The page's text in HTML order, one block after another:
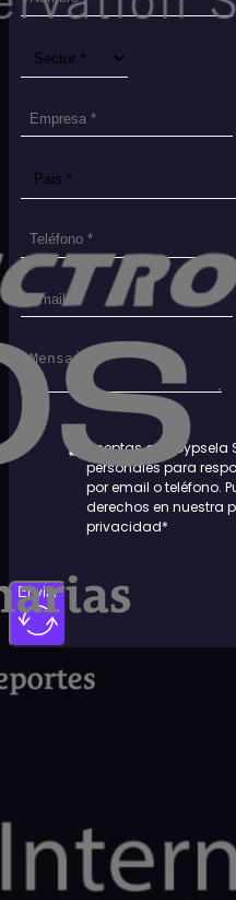
Aceptas que Dypsela
personales para
por email o teléfono.
derechos en nuestra
privacidad*
Enviar